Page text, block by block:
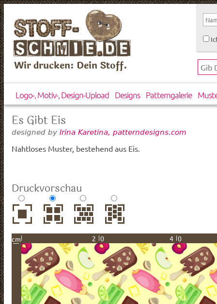
Wir drucken: Dein Stoff.
Logo-, Motiv-, Design-Upload Designs Patterngalerie
Es Gibt Eis
designed by Irina Karetina, patterndesigns.com
Nahtloses Muster, bestehend aus Eis.
Druckvorschau
cm 20 40